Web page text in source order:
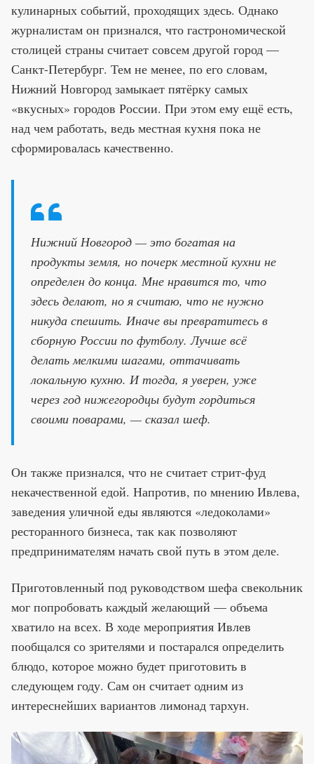
кулинарных событий, проходящих здесь. Однако
журналистам он признался, что гастрономической
столицей страны считает совсем другой город —
Санкт-Петербург. Тем не менее, по его словам,
Нижний Новгород замыкает пятёрку самых
«вкусных» городов России. При этом ему ещё есть,
над чем работать, ведь местная кухня пока не
сформировалась качественно.
Нижний Новгород — это богатая на
продукты земля, но почерк местной кухни не
определен до конца. Мне нравится то, что
здесь делают, но я считаю, что не нужно
никуда спешить. Иначе вы превратитесь в
сборную России по футболу. Лучше всё
делать мелкими шагами, оттачивать
локальную кухню. И тогда, я уверен, уже
через год нижегородцы будут гордиться
своими поварами, — сказал шеф.
Он также признался, что не считает стрит-фуд
некачественной едой. Напротив, по мнению Ивлева,
заведения уличной еды являются «ледоколами»
ресторанного бизнеса, так как позволяют
предпринимателям начать свой путь в этом деле.
Приготовленный под руководством шефа свекольник
мог попробовать каждый желающий — объема
хватило на всех. В ходе мероприятия Ивлев
пообщался со зрителями и постарался определить
блюдо, которое можно будет приготовить в
следующем году. Сам он считает одним из
интереснейших вариантов лимонад тархун.